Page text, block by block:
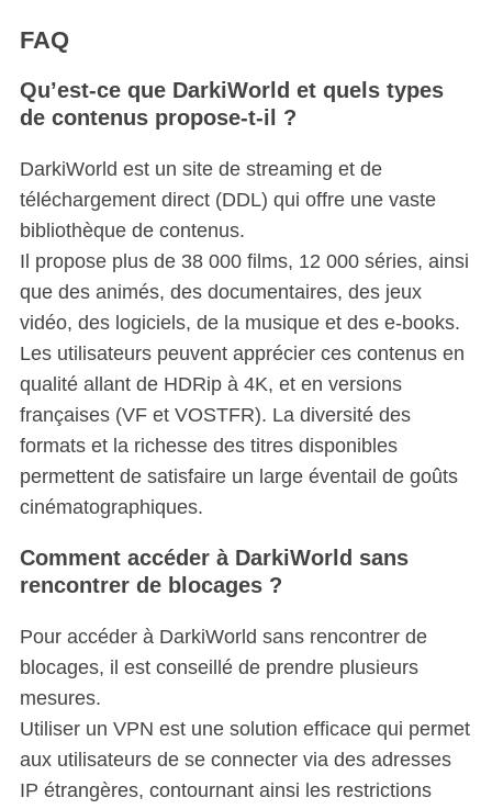
FAQ
Qu’est-ce que DarkiWorld et quels types
de contenus propose-t-il ?
DarkiWorld est un site de streaming et de
téléchargement direct (DDL) qui offre une vaste
bibliothèque de contenus.
Il propose plus de 38 000 films, 12 000 séries, ainsi
que des animés, des documentaires, des jeux
vidéo, des logiciels, de la musique et des e-books.
Les utilisateurs peuvent apprécier ces contenus en
qualité allant de HDRip à 4K, et en versions
françaises (VF et VOSTFR). La diversité des
formats et la richesse des titres disponibles
permettent de satisfaire un large éventail de goûts
cinématographiques.
Comment accéder à DarkiWorld sans
rencontrer de blocages ?
Pour accéder à DarkiWorld sans rencontrer de
blocages, il est conseillé de prendre plusieurs
mesures.
Utiliser un VPN est une solution efficace qui permet
aux utilisateurs de se connecter via des adresses
IP étrangères, contournant ainsi les restrictions